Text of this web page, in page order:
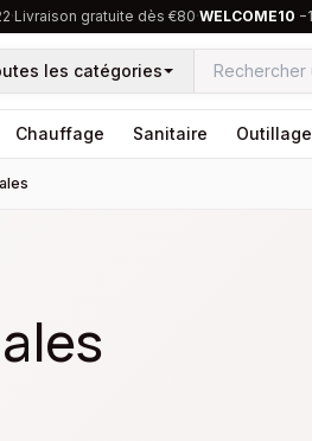
·Livraison gratuite dès €80·WELCOME10
les catégories
Chauffage Sanitaire Outillage